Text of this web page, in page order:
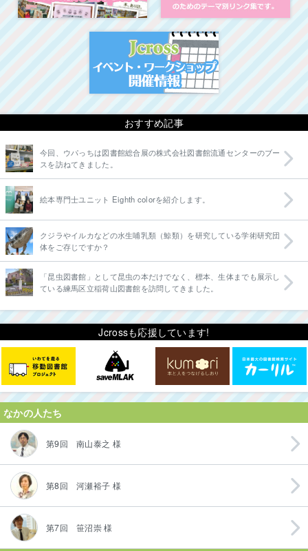
イベント・ワーク
おすすめ記事
今回、ウパっちは図書館総合展の株式会社図書館流通センターのブー
スを訪ねてきました。
絵本専門士ユニット Eighth colorを紹介します。
クジラやイルカなどの水生哺乳類（鯨類）を研究している学術研究団
体をご存じですか？
「昆虫図書館」として昆虫の本だけでなく、標本、生体までも展示し
ている練馬区立稲荷山図書館を訪問してきました。
Jcrossも応援しています!
なかの人たち
第9回 南山泰之 様
第8回 河瀬裕子 様
第7回 笹沼崇 様